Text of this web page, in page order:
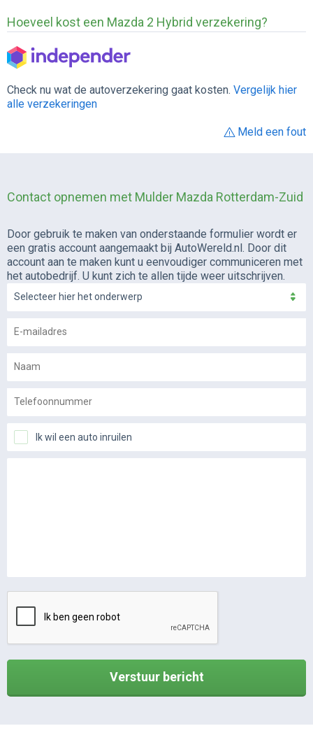
Hoeveel kost een Mazda 2 Hybrid verzekering?
Check nu wat de autoverzekering gaat kosten. Vergelijk hier
alle verzekeringen
Meld een fout
Contact opnemen met Mulder Mazda Rotterdam-Zuid
Door gebruik te maken van onderstaande formulier wordt er
een gratis account aangemaakt bij AutoWereld.nl. Door dit
account aan te maken kunt u eenvoudiger communiceren met
het autobedrijf. U kunt zich te allen tijde weer uitschrijven.
Selecteer hier het onderwerp
Ik wil een auto inruilen
Verstuur bericht